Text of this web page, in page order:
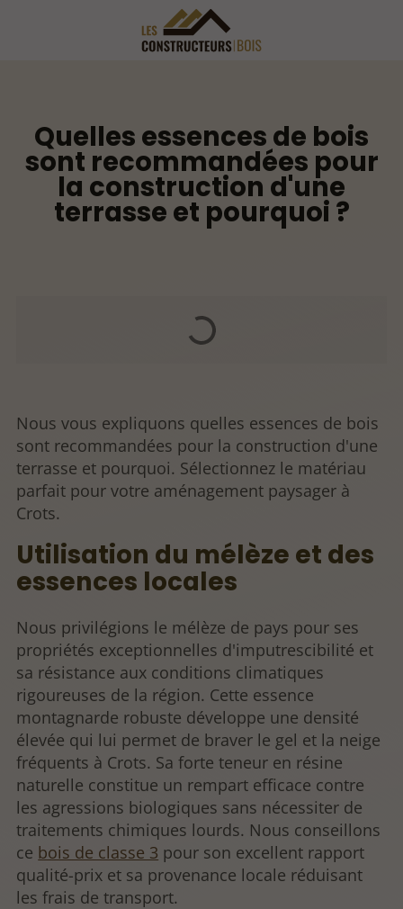
Quelles essences de bois
sont recommandées pour
la construction d'une
terrasse et pourquoi ?
Nous vous expliquons quelles essences de bois
sont recommandées pour la construction d'une
terrasse et pourquoi. Sélectionnez le matériau
parfait pour votre aménagement paysager à
Crots.
Utilisation du mélèze et des
essences locales
Nous privilégions le mélèze de pays pour ses
propriétés exceptionnelles d'imputrescibilité et
sa résistance aux conditions climatiques
rigoureuses de la région. Cette essence
montagnarde robuste développe une densité
élevée qui lui permet de braver le gel et la neige
fréquents à Crots. Sa forte teneur en résine
naturelle constitue un rempart efficace contre
les agressions biologiques sans nécessiter de
traitements chimiques lourds. Nous conseillons
ce bois de classe 3 pour son excellent rapport
qualité-prix et sa provenance locale réduisant
les frais de transport.